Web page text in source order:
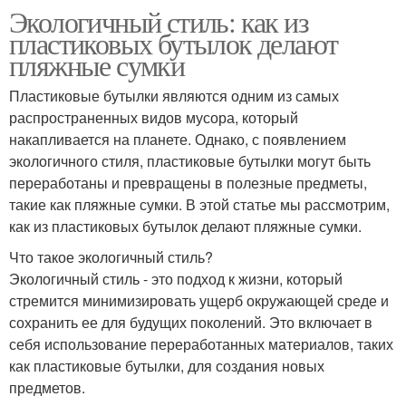
Экологичный стиль: как из
пластиковых бутылок делают
пляжные сумки
Пластиковые бутылки являются одним из самых
распространенных видов мусора, который
накапливается на планете. Однако, с появлением
экологичного стиля, пластиковые бутылки могут быть
переработаны и превращены в полезные предметы,
такие как пляжные сумки. В этой статье мы рассмотрим,
как из пластиковых бутылок делают пляжные сумки.
Что такое экологичный стиль?
Экологичный стиль - это подход к жизни, который
стремится минимизировать ущерб окружающей среде и
сохранить ее для будущих поколений. Это включает в
себя использование переработанных материалов, таких
как пластиковые бутылки, для создания новых
предметов.